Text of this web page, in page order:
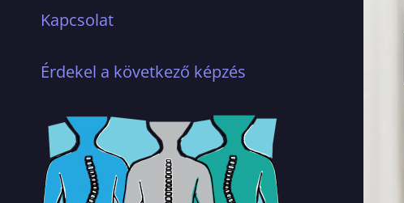
Kapcsolat
Érdekel a következő képzés